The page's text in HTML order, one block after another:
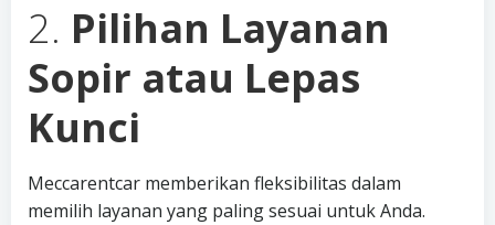
2. Pilihan Layanan
Sopir atau Lepas
Kunci
Meccarentcar memberikan fleksibilitas dalam
memilih layanan yang paling sesuai untuk Anda.